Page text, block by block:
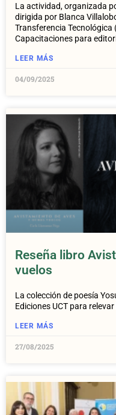
La actividad, organizada
dirigida por Blanca
Transferencia Tecnológica
Capacitaciones para
LEER MÁS
04/09/2025
Reseña libro
vuelos
La colección de poesía
Ediciones UCT para
LEER MÁS
27/08/2025